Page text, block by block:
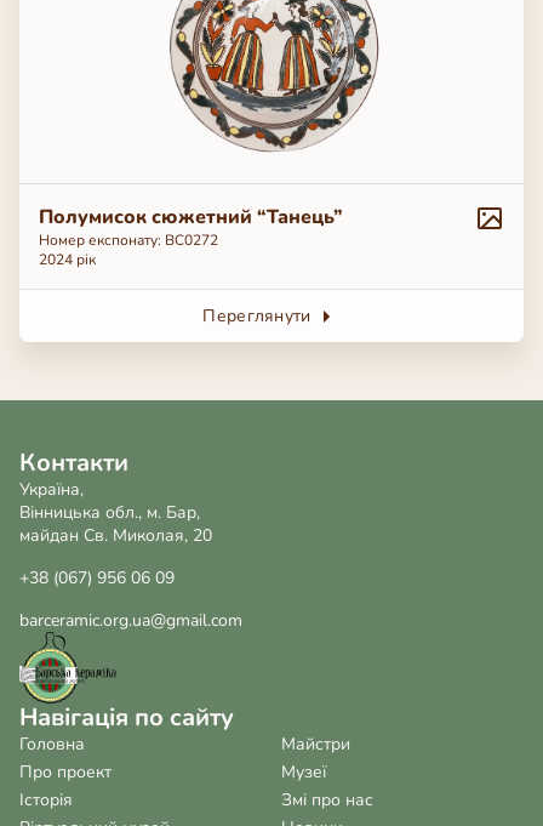
Полумисок сюжетний “Танець”
Номер експонату: ВС0272
2024 рік
Переглянути
Контакти
Україна,
Вінницька обл., м. Бар,
майдан Св. Миколая, 20
+38 (067) 956 06 09
barceramic.org.ua@gmail.com
Навігація по сайту
Головна
Про проект
Історія
Майстри
Музеї
Змі про нас